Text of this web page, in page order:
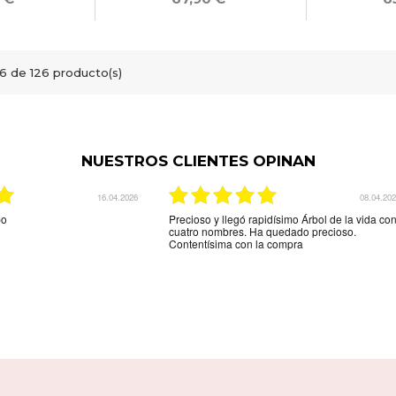
de 126 producto(s)
NUESTROS CLIENTES OPINAN
03.12.2025
la web.Son unos
La mejor tienda online que hay para comprar
una joya personalizada muy rápido y muy eficaz
y muy amable la recomiendo